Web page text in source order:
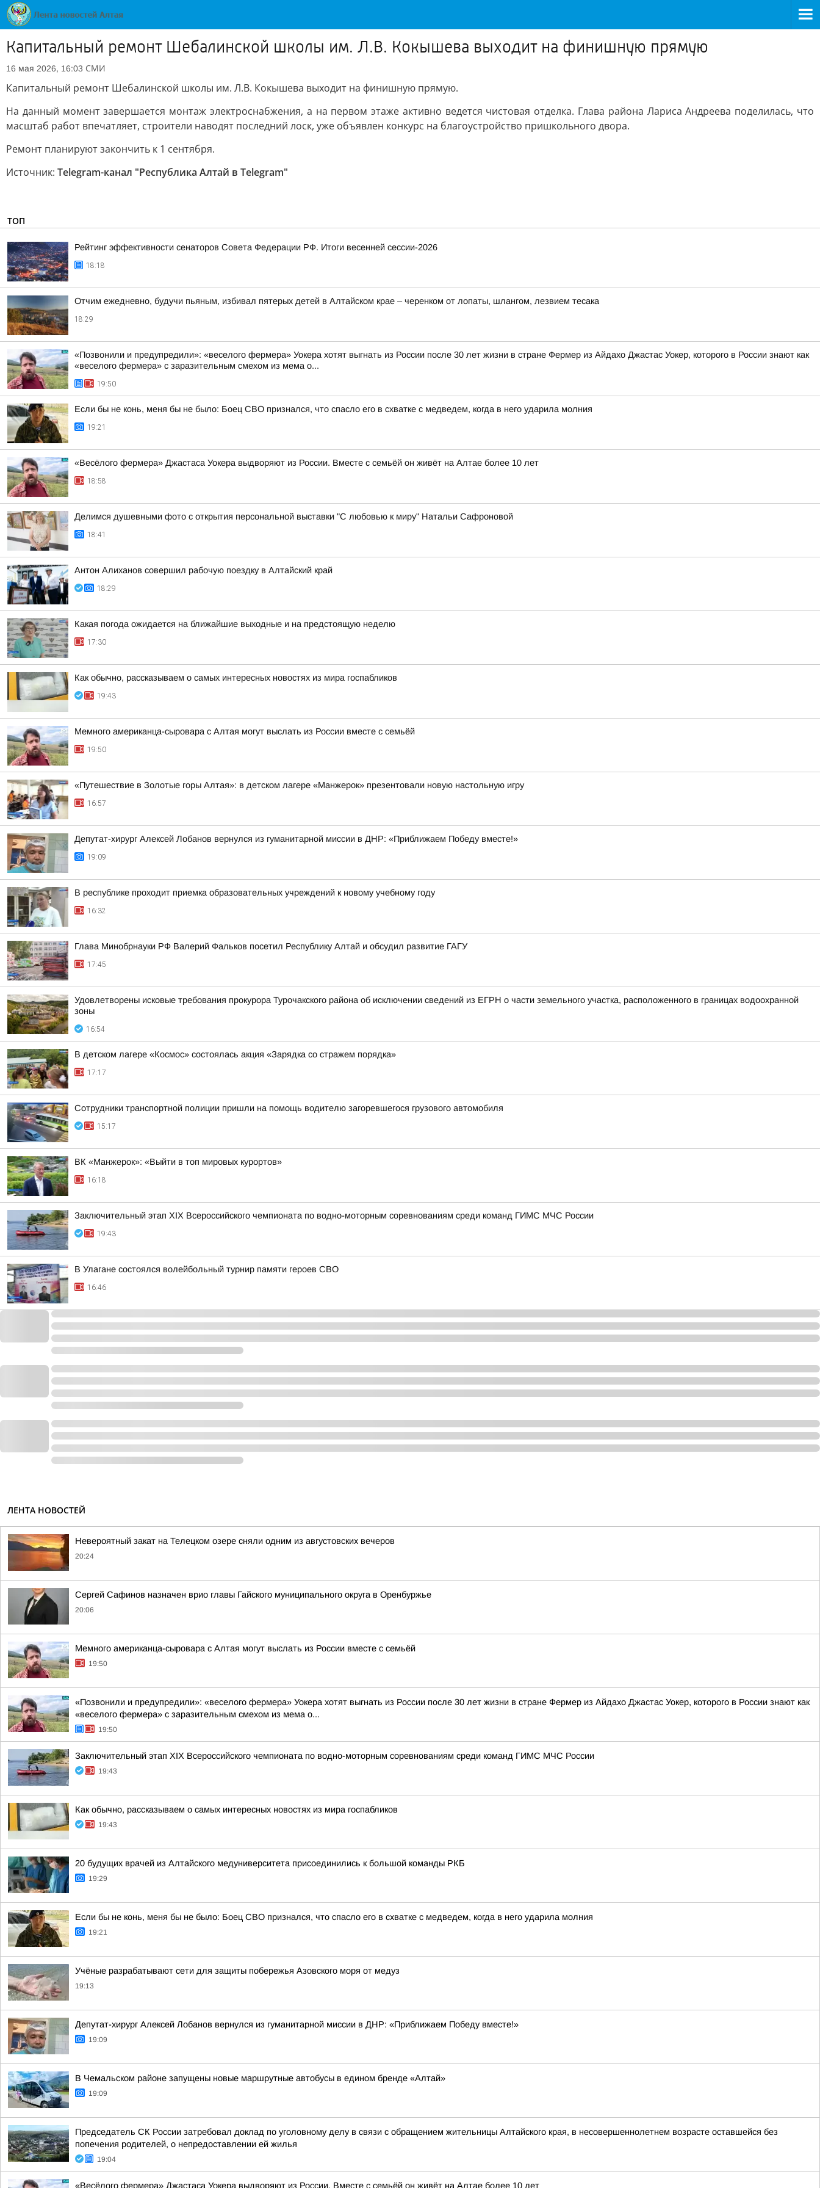
Капитальный ремонт Шебалинской школы им. Л.В. Кокышева выходит на финишную прямую
16 мая 2026, 16:03 СМИ
Капитальный ремонт Шебалинской школы им. Л.В. Кокышева выходит на финишную прямую.
На данный момент завершается монтаж электроснабжения, а на первом этаже активно ведется чистовая отделка. Глава района Лариса Андреева поделилась, что
масштаб работ впечатляет, строители наводят последний лоск, уже объявлен конкурс на благоустройство пришкольного двора.
Ремонт планируют закончить к 1 сентября.
Источник: Telegram-канал "Республика Алтай в Telegram"
ТОП
Рейтинг эффективности сенаторов Совета Федерации РФ. Итоги весенней сессии-2026
18:18
Отчим ежедневно, будучи пьяным, избивал пятерых детей в Алтайском крае – черенком от лопаты, шлангом, лезвием тесака
18:29
«Позвонили и предупредили»: «веселого фермера» Уокера хотят выгнать из России после 30 лет жизни в стране Фермер из Айдахо Джастас Уокер, которого в России знают как
«веселого фермера» с заразительным смехом из мема о...
19:50
Если бы не конь, меня бы не было: Боец СВО признался, что спасло его в схватке с медведем, когда в него ударила молния
19:21
«Весёлого фермера» Джастаса Уокера выдворяют из России. Вместе с семьёй он живёт на Алтае более 10 лет
18:58
Делимся душевными фото с открытия персональной выставки "С любовью к миру" Натальи Сафроновой
18:41
Антон Алиханов совершил рабочую поездку в Алтайский край
18:29
Какая погода ожидается на ближайшие выходные и на предстоящую неделю
17:30
Как обычно, рассказываем о самых интересных новостях из мира госпабликов
19:43
Мемного американца-сыровара с Алтая могут выслать из России вместе с семьёй
19:50
«Путешествие в Золотые горы Алтая»: в детском лагере «Манжерок» презентовали новую настольную игру
16:57
Депутат-хирург Алексей Лобанов вернулся из гуманитарной миссии в ДНР: «Приближаем Победу вместе!»
19:09
В республике проходит приемка образовательных учреждений к новому учебному году
16:32
Глава Минобрнауки РФ Валерий Фальков посетил Республику Алтай и обсудил развитие ГАГУ
17:45
Удовлетворены исковые требования прокурора Турочакского района об исключении сведений из ЕГРН о части земельного участка, расположенного в границах водоохранной
зоны
16:54
В детском лагере «Космос» состоялась акция «Зарядка со стражем порядка»
17:17
Сотрудники транспортной полиции пришли на помощь водителю загоревшегося грузового автомобиля
15:17
ВК «Манжерок»: «Выйти в топ мировых курортов»
16:18
Заключительный этап XIX Всероссийского чемпионата по водно-моторным соревнованиям среди команд ГИМС МЧС России
19:43
В Улагане состоялся волейбольный турнир памяти героев СВО
16:46
ЛЕНТА НОВОСТЕЙ
Невероятный закат на Телецком озере сняли одним из августовских вечеров
20:24
Сергей Сафинов назначен врио главы Гайского муниципального округа в Оренбуржье
20:06
Мемного американца-сыровара с Алтая могут выслать из России вместе с семьёй
19:50
«Позвонили и предупредили»: «веселого фермера» Уокера хотят выгнать из России после 30 лет жизни в стране Фермер из Айдахо Джастас Уокер, которого в России знают как
«веселого фермера» с заразительным смехом из мема о...
19:50
Заключительный этап XIX Всероссийского чемпионата по водно-моторным соревнованиям среди команд ГИМС МЧС России
19:43
Как обычно, рассказываем о самых интересных новостях из мира госпабликов
19:43
20 будущих врачей из Алтайского медуниверситета присоединились к большой команды РКБ
19:29
Если бы не конь, меня бы не было: Боец СВО признался, что спасло его в схватке с медведем, когда в него ударила молния
19:21
Учёные разрабатывают сети для защиты побережья Азовского моря от медуз
19:13
Депутат-хирург Алексей Лобанов вернулся из гуманитарной миссии в ДНР: «Приближаем Победу вместе!»
19:09
В Чемальском районе запущены новые маршрутные автобусы в едином бренде «Алтай»
19:09
Председатель СК России затребовал доклад по уголовному делу в связи с обращением жительницы Алтайского края, в несовершеннолетнем возрасте оставшейся без
попечения родителей, о непредоставлении ей жилья
19:04
«Весёлого фермера» Джастаса Уокера выдворяют из России. Вместе с семьёй он живёт на Алтае более 10 лет